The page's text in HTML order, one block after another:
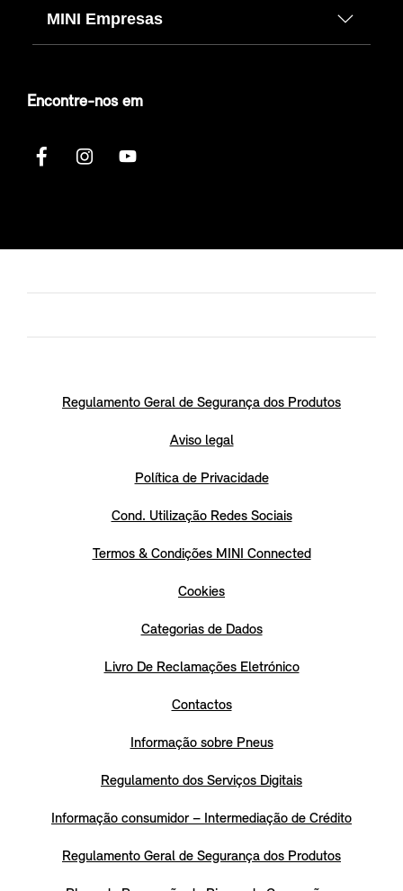
MINI Empresas
Encontre-nos em
Regulamento Geral de Segurança dos Produtos
Aviso legal
Política de Privacidade
Cond. Utilização Redes Sociais
Termos & Condições MINI Connected
Cookies
Categorias de Dados
Livro De Reclamações Eletrónico
Contactos
Informação sobre Pneus
Regulamento dos Serviços Digitais
Informação consumidor – Intermediação de Crédito
Regulamento Geral de Segurança dos Produtos